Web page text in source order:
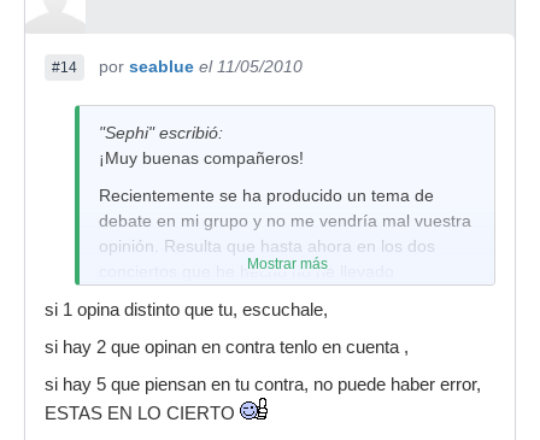
#14 por seablue el 11/05/2010
"Sephi" escribió:
¡Muy buenas compañeros!
Recientemente se ha producido un tema de
debate en mi grupo y no me vendría mal vuestra
opinión. Resulta que hasta ahora en los dos
conciertos que he hecho no he llevado
visto que muchas veces se me va el tempo. En
los ensayos sí lo llevo y toco perfecto y cuando
la cosa cambia mucho por los diversos factores
escénicos que todos conocemos.
Mostrar más
si 1 opina distinto que tu, escuchale,
si hay 2 que opinan en contra tenlo en cuenta ,
si hay 5 que piensan en tu contra, no puede haber error,
ESTAS EN LO CIERTO